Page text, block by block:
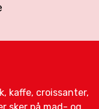
kaffe, croissanter,
sker på mad- og